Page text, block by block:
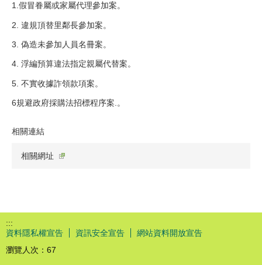
1.假冒眷屬或家屬代理參加案。
2. 違規頂替里鄰長參加案。
3. 偽造未參加人員名冊案。
4. 浮編預算違法指定親屬代替案。
5. 不實收據詐領款項案。
6規避政府採購法招標程序案.。
相關連結
相關網址
:::
資料隱私權宣告
資訊安全宣告
網站資料開放宣告
瀏覽人次： 67